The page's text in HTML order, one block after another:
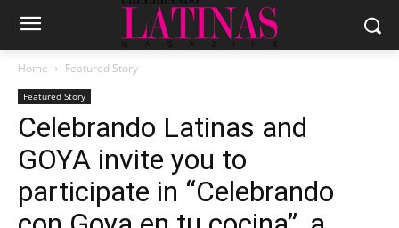
Home Featured Story
Featured Story
Celebrando Latinas and
GOYA invite you to
participate in “Celebrando